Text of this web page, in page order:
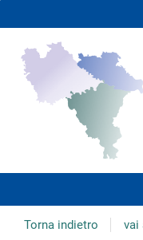
Torna indietro vai